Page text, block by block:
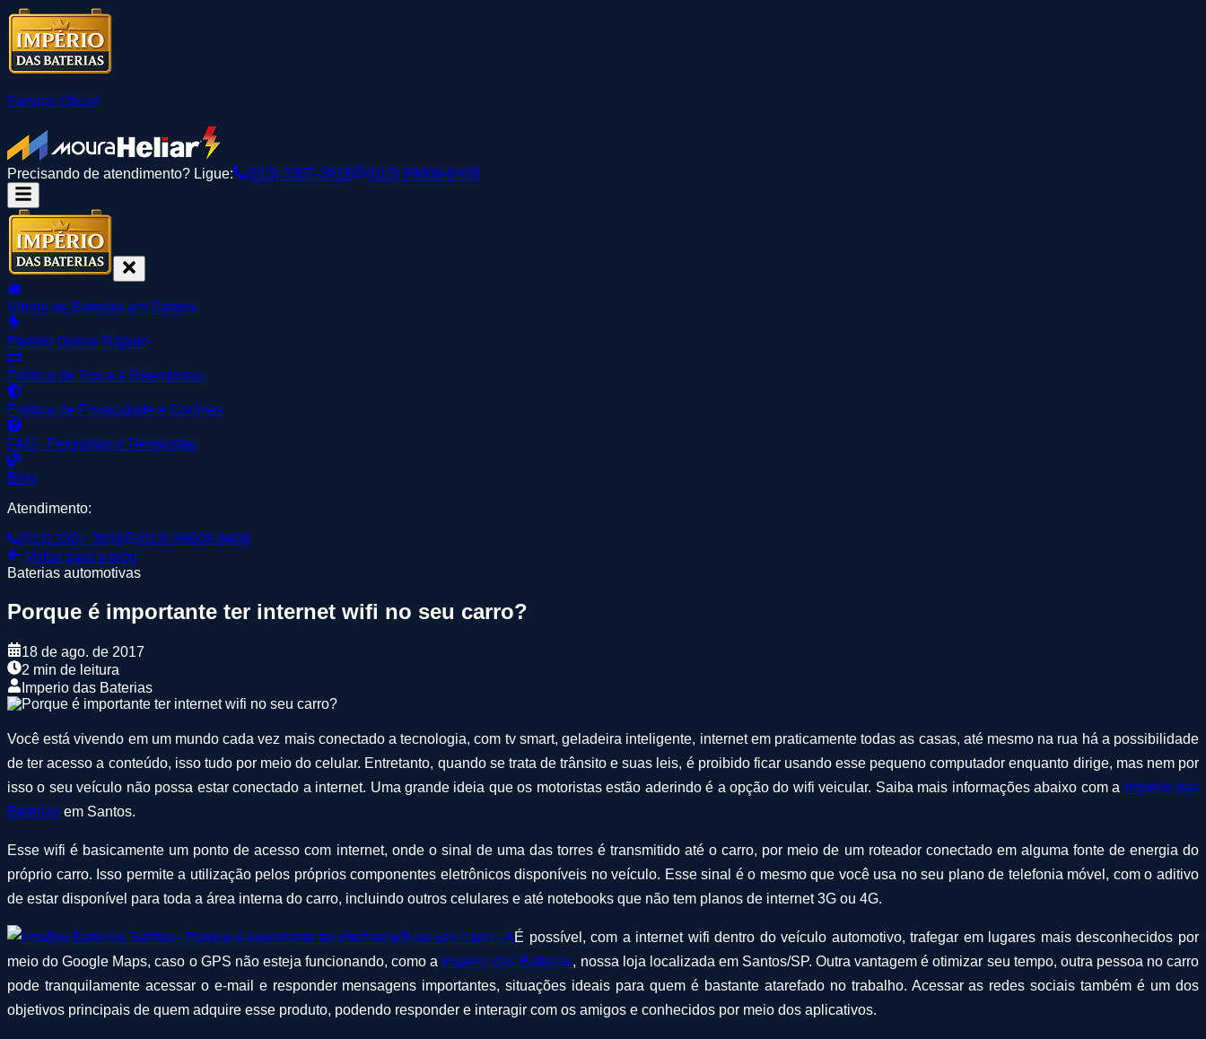
Serviço Oficial
Precisando de atendimento? Ligue: (013) 3307-3918 (013) 99608-8408
Vitrine de Baterias em Santos
Pedido Online Rápido
Política de Troca e Reembolso
Política de Privacidade e Cookies
FAQ - Perguntas e Respostas
Blog
Atendimento:
(013) 3307-3918
(013) 99608-8408
Voltar para o blog
Baterias automotivas
Porque é importante ter internet wifi no seu carro?
18 de ago. de 2017
2 min de leitura
Imperio das Baterias
Você está vivendo em um mundo cada vez mais conectado a tecnologia, com tv smart, geladeira inteligente, internet em praticamente todas as casas, até mesmo na rua há a possibilidade
de ter acesso a conteúdo, isso tudo por meio do celular. Entretanto, quando se trata de trânsito e suas leis, é proibido ficar usando esse pequeno computador enquanto dirige, mas nem por
isso o seu veículo não possa estar conectado a internet. Uma grande ideia que os motoristas estão aderindo é a opção do wifi veicular. Saiba mais informações abaixo com a
Império das
Baterias em Santos.
Esse wifi é basicamente um ponto de acesso com internet, onde o sinal de uma das torres é transmitido até o carro, por meio de um roteador conectado em alguma fonte de energia do
próprio carro. Isso permite a utilização pelos próprios componentes eletrônicos disponíveis no veículo. Esse sinal é o mesmo que você usa no seu plano de telefonia móvel, com o aditivo
de estar disponível para toda a área interna do carro, incluindo outros celulares e até notebooks que não tem planos de internet 3G ou 4G.
É possível, com a internet wifi dentro do veículo automotivo, trafegar em lugares mais desconhecidos por
meio do Google Maps, caso o GPS não esteja funcionando, como a Império das Baterias, nossa loja localizada em Santos/SP. Outra vantagem é otimizar seu tempo, outra pessoa no carro
pode tranquilamente acessar o e-mail e responder mensagens importantes, situações ideais para quem é bastante atarefado no trabalho. Acessar as redes sociais também é um dos
objetivos principais de quem adquire esse produto, podendo responder e interagir com os amigos e conhecidos por meio dos aplicativos.